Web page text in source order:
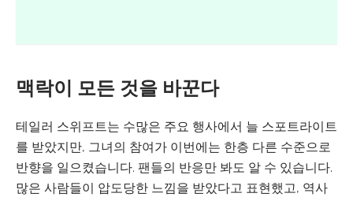
맥락이 모든 것을 바꾼다
테일러 스위프트는 수많은 주요 행사에서 늘 스포트라이트
를 받았지만, 그녀의 참여가 이번에는 한층 다른 수준으로
반향을 일으켰습니다. 팬들의 반응만 봐도 알 수 있습니다.
많은 사람들이 압도당한 느낌을 받았다고 표현했고, 역사